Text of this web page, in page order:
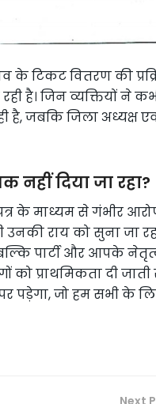
के टिकट वितरण की
है। जिन व्यक्तियों ने
जबकि जिला अध्यक्ष
दिया जा रहा?
के माध्यम से गंभीर
उनकी राय को सुना जा
पार्टी और आपके
को प्राथमिकता दी
पड़ेगा, जो हम सभी के